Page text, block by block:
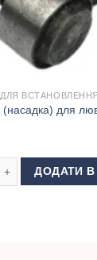
для
для
ДОДАТИ